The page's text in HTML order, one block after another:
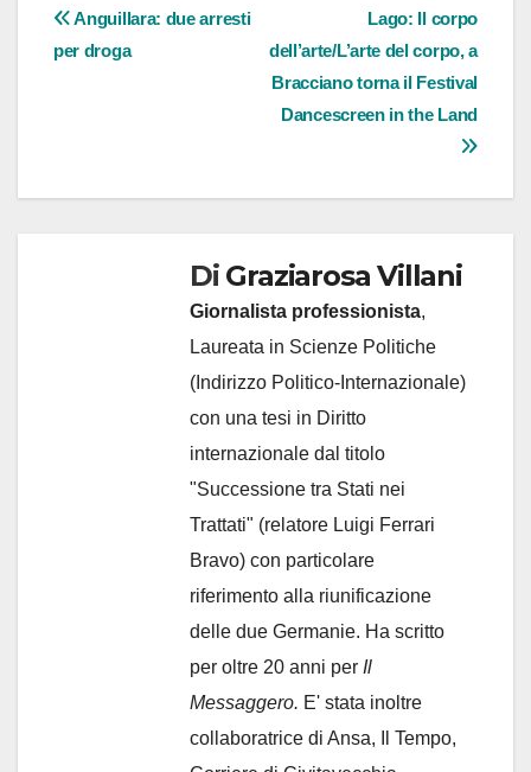
Navigazione
articoli
Lago: Il corpo
dell’arte/L’arte del corpo, a
Bracciano torna il Festival
Dancescreen in the Land
Anguillara: due arresti
per droga
Di Graziarosa Villani
Giornalista professionista,
Laureata in Scienze Politiche
(Indirizzo Politico-Internazionale)
con una tesi in Diritto
internazionale dal titolo
"Successione tra Stati nei
Trattati" (relatore Luigi Ferrari
Bravo) con particolare
riferimento alla riunificazione
delle due Germanie. Ha scritto
per oltre 20 anni per Il
Messaggero. E' stata inoltre
collaboratrice di Ansa, Il Tempo,